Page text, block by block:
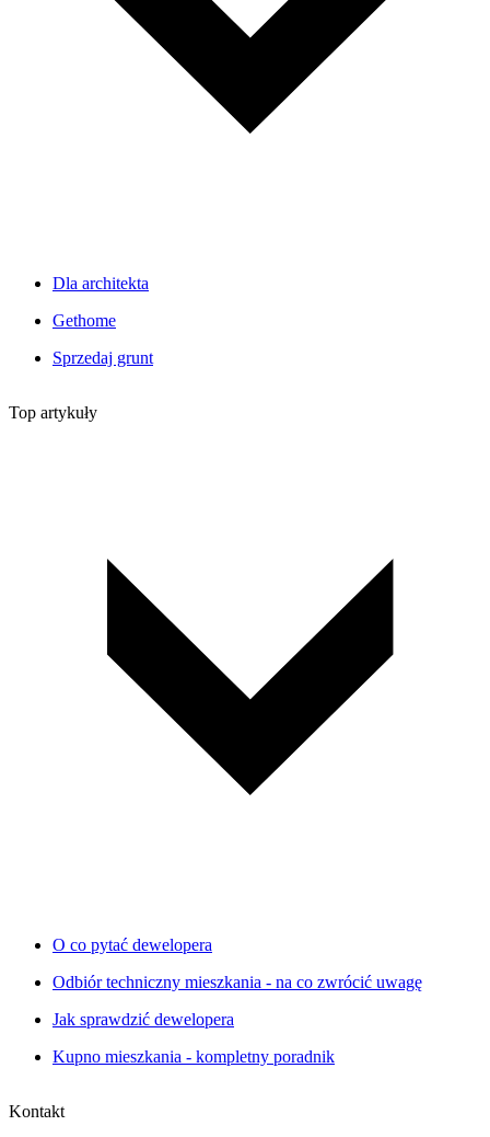
Dla architekta
Gethome
Sprzedaj grunt
Top artykuły
O co pytać dewelopera
Odbiór techniczny mieszkania - na co zwrócić uwagę
Jak sprawdzić dewelopera
Kupno mieszkania - kompletny poradnik
Kontakt